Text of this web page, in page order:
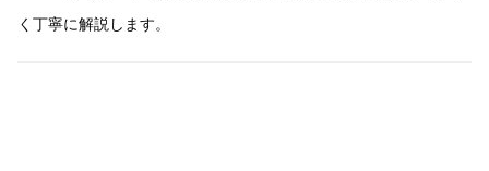
く丁寧に解説します。